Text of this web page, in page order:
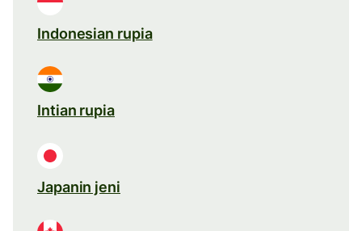
Indonesian rupia
Intian rupia
Japanin jeni